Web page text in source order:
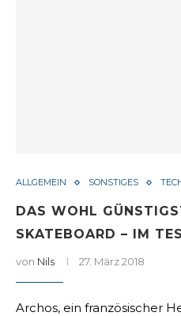
ALLGEMEIN SONSTIGES
DAS WOHL
SKATEBOARD – IM
von Nils 27. März 2018
Archos, ein französischer